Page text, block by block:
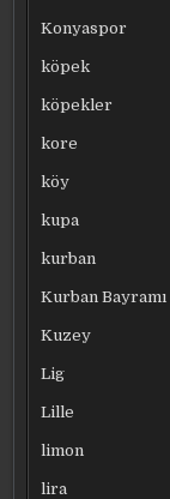
Konyaspor
köpek
köpekler
kore
köy
kupa
kurban
Kurban Bayramı
Kuzey
Lig
Lille
limon
lira